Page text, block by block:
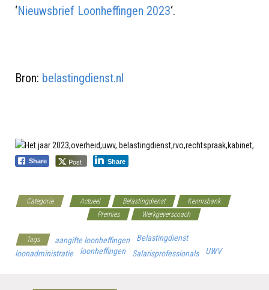
‘Nieuwsbrief Loonheffingen 2023‘.
Bron: belastingdienst.nl
Share Post Share
Categorie Actueel Belastingdienst
Kennisbank
Premies Werkgeverscoach
Tags aangifte loonheffingen
Belastingdienst
loonadministratie
loonheffingen Salarisprofessionals UWV